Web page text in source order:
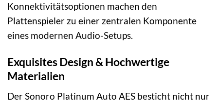
Konnektivitätsoptionen machen den
Plattenspieler zu einer zentralen Komponente
eines modernen Audio-Setups.
Exquisites Design & Hochwertige
Materialien
Der Sonoro Platinum Auto AES besticht nicht nur